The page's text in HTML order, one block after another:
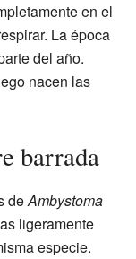
en el
La época
del año.
nacen las
barrada
deAmbystoma
ligeramente
especie.